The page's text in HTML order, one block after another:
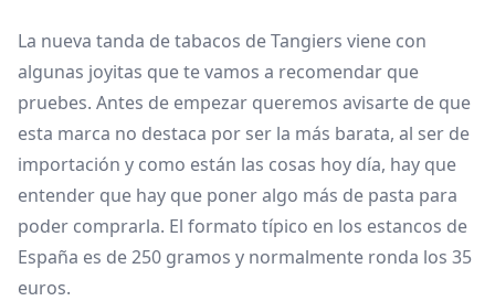
La nueva tanda de tabacos de Tangiers viene con
algunas joyitas que te vamos a recomendar que
pruebes. Antes de empezar queremos avisarte de que
esta marca no destaca por ser la más barata, al ser de
importación y como están las cosas hoy día, hay que
entender que hay que poner algo más de pasta para
poder comprarla. El formato típico en los estancos de
España es de 250 gramos y normalmente ronda los 35
euros.